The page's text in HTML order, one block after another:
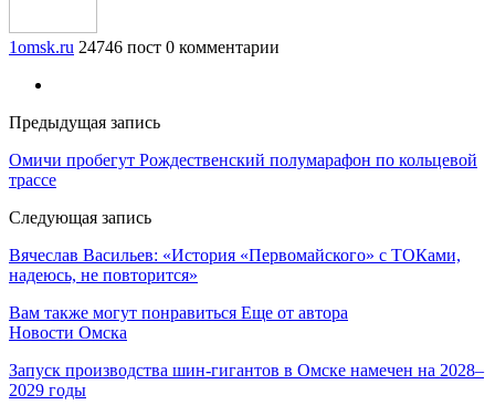
1omsk.ru 24746 пост 0 комментарии
Предыдущая запись
Омичи пробегут Рождественский полумарафон по кольцевой
трассе
Следующая запись
Вячеслав Васильев: «История «Первомайского» с ТОКами,
надеюсь, не повторится»
Вам также могут понравиться Еще от автора
Новости Омска
Запуск производства шин-гигантов в Омске намечен на 2028–
2029 годы